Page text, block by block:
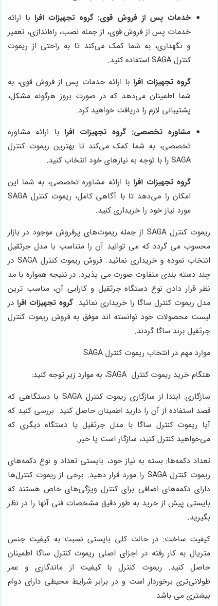
خدمات پس از فروش قوی: گروه تجهیزات افرا با ارائه
خدمات پس از فروش قوی، از جمله نصب، راه‌اندازی، تعمیر
و نگهداری، به شما کمک می‌کند تا به راحتی از ریموت
کنترل SAGA استفاده کنید.
گروه تجهیزات افرابا ارائه خدمات پس از فروش قوی، به
شما اطمینان می‌دهد که در صورت بروز هرگونه مشکل،
پشتیبانی لازم را دریافت خواهید کرد.
مشاوره تخصصی: گروه تجهیزات افرابا ارائه مشاوره
تخصصی، به شما کمک می‌کند تا بهترین ریموت کنترل
SAGA را با توجه به نیازهای خود انتخاب کنید.
گروه تجهیزات افرابا ارائه مشاوره تخصصی، به شما این
امکان را می‌دهد تا با آگاهی کامل، ریموت کنترل SAGA
مورد نیاز خود را خریداری کنید.
ریموت کنترل SAGA
از جمله ریموت‌های پرفروش موجود در بازار
محسوب می گردد که می توانید آن را متناسب با مدل جرثقیل
انتخاب نموده و خریداری نمائید. فروش ریموت کنترل
SAGA در
چند دسته بندی متفاوت صورت می پذیرد. در نتیجه همواره با مد
نظر قرار دادن نوع دستگاه جرثقیل و کارایی آن، مناسب ترین
مدل ریموت کنترل ساگا را خریداری نمائید. گروه تجهیزات افرا در
لیست محصولات خود توانسته اند موفق به فروش ریموت کنترل
جرثقیل برند ساگا گردند.
موارد مهم در انتخاب ریموت کنترل SAGA
هنگام خرید ریموت کنترل SAGA، به موارد زیر توجه کنید:
سازگاری: ابتدا از سازگاری ریموت کنترل SAGA با دستگاهی که
قصد استفاده از آن را دارید اطمینان حاصل کنید. بررسی کنید که
آیا ریموت کنترل ساگا با مدل جرثقیل یا دستگاه دیگری که
می‌خواهید کنترل کنید، سازگار است یا خیر.
تعداد دکمه‌ها: بسته به نیاز خود، بایستی تعداد و نوع دکمه‌های
ریموت کنترل SAGA را مورد قرار دهید. برخی از ریموت کنترل‌ها
دارای دکمه‌های اضافی برای کنترل ویژگی‌های خاص هستند که
بایستی پیش از خرید به طور دقیق مشخصات فنی آنها را در نظر
بگیرید.
کیفیت ساخت: در حالت کلی بایستی نسبت به کیفیت جنس
متریال به کار رفته در اجزای اصلی ریموت کنترل ساگا اطمینان
حاصل کنید. ریموت کنترل با کیفیت از ماندگاری و عمر
طولانی‌تری برخوردار است و در برابر شرایط محیطی دارای دوام
بیشتری می باشد.